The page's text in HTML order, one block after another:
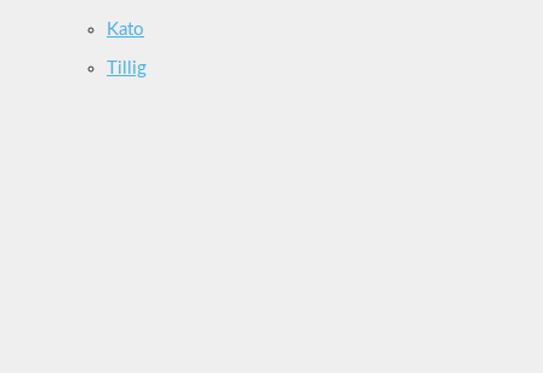
Kato
Tillig